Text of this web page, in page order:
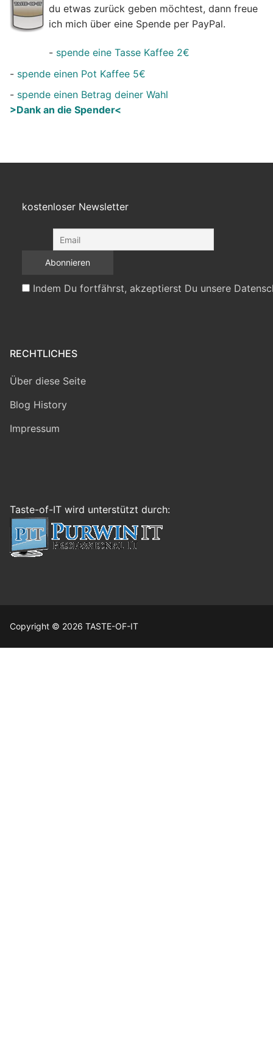
du etwas zurück geben möchtest, dann freue
ich mich über eine Spende per PayPal.
- spende eine Tasse Kaffee 2€
- spende einen Pot Kaffee 5€
- spende einen Betrag deiner Wahl
>Dank an die Spender<
kostenloser Newsletter
Indem Du fortfährst, akzeptierst Du unsere
RECHTLICHES
Über diese Seite
Blog History
Impressum
Taste-of-IT wird unterstützt durch:
Copyright © 2026 TASTE-OF-IT